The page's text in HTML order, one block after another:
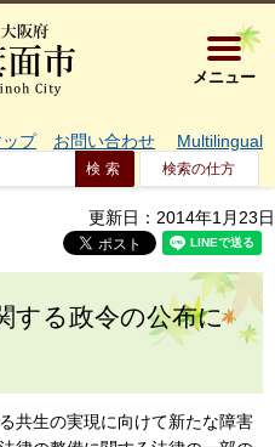
大阪府箕
メニュー
プ お問い合わせ Multilingual
検索の仕方
更新日：2014年1月23日
する政令の公布に
共生の実現に向けて新たな障害